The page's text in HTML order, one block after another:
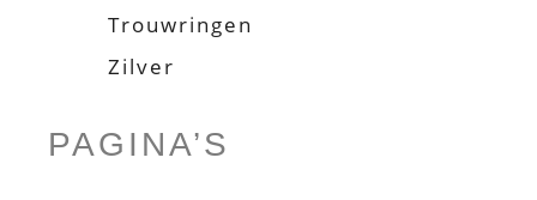
Trouwringen
Zilver
PAGINA’S